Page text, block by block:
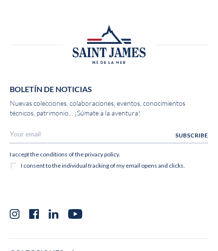
BOLETÍN DE NOTICIAS
Nuevas colecciones, colaboraciones, eventos, conocimientos
técnicos, patrimonio... ¡Súmate a la aventura!
InstagramFacebookLinkedInYouTube